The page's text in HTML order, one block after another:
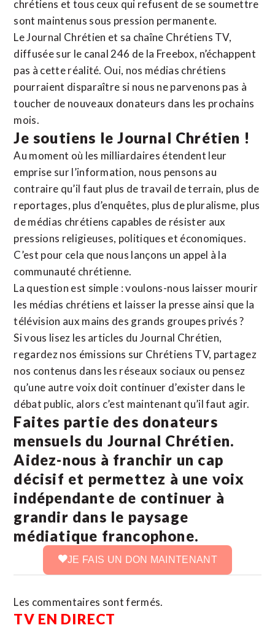
chrétiens et tous ceux qui refusent de se soumettre
sont maintenus sous pression permanente.
Le Journal Chrétien et sa chaîne Chrétiens TV,
diffusée sur le canal 246 de la Freebox, n’échappent
pas à cette réalité. Oui, nos médias chrétiens
pourraient disparaître si nous ne parvenons pas à
toucher de nouveaux donateurs dans les prochains
mois.
Je soutiens le Journal Chrétien !
Au moment où les milliardaires étendent leur
emprise sur l’information, nous pensons au
contraire qu’il faut plus de travail de terrain, plus de
reportages, plus d’enquêtes, plus de pluralisme, plus
de médias chrétiens capables de résister aux
pressions religieuses, politiques et économiques.
C’est pour cela que nous lançons un appel à la
communauté chrétienne.
La question est simple : voulons-nous laisser mourir
les médias chrétiens et laisser la presse ainsi que la
télévision aux mains des grands groupes privés ?
Si vous lisez les articles du Journal Chrétien,
regardez nos émissions sur Chrétiens TV, partagez
nos contenus dans les réseaux sociaux ou pensez
qu’une autre voix doit continuer d’exister dans le
débat public, alors c’est maintenant qu’il faut agir.
Faites partie des donateurs
mensuels du Journal Chrétien.
Aidez-nous à franchir un cap
décisif et permettez à une voix
indépendante de continuer à
grandir dans le paysage
médiatique francophone.
JE FAIS UN DON MAINTENANT
Les commentaires sont fermés.
TV EN DIRECT